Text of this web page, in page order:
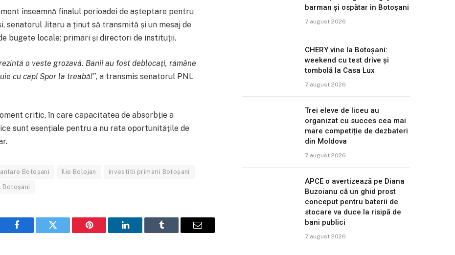
înseamnă finalul perioadei de așteptare pentru
senatorul Jitaru a ținut să transmită și un mesaj de
bugete locale: primari și directori de instituții.
o veste grozavă. Banii au fost deblocați, rămâne
cu cap! Spor la treabă!”, a transmis senatorul PNL
critic, în care capacitatea de absorbție a
sunt esențiale pentru a nu rata oportunitățile de
Botoșani Ilie Bolojan investitii primarii Botoșani
Botoșani
Facebook Twitter Pinterest LinkedIn Tumblr Email
barman și ospătar în Botoșani
7 august 2026
CHERY vine la Botoșani:
weekend cu test drive și
tombolă la Casa Lux
7 august 2026
Trei eleve de liceu au
organizat cu succes cea mai
mare competiție de dezbateri
din Moldova
7 august 2026
APCE o avertizează pe Diana
Buzoianu că un ghid prost
conceput pentru baterii de
stocare va duce la risipă de
bani publici
7 august 2026